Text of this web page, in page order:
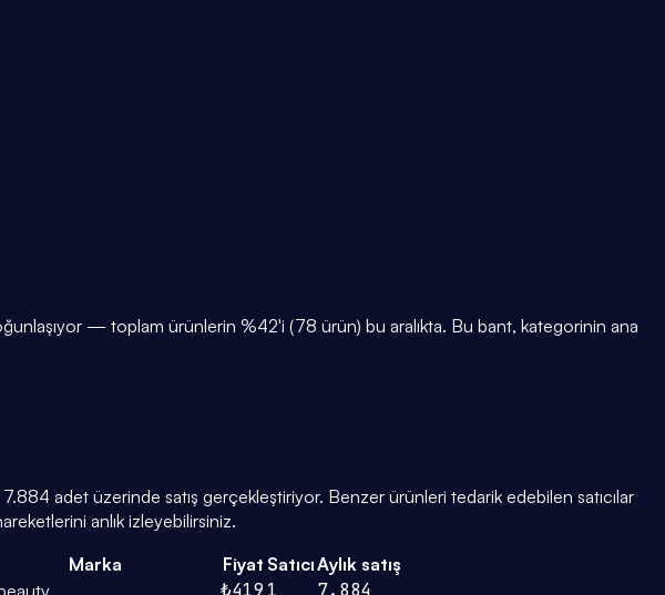
— toplam ürünlerin %42'i (78 ürün) bu aralıkta. Bu bant, kategorinin ana
adet üzerinde satış gerçekleştiriyor. Benzer ürünleri tedarik edebilen satıcılar
anlık izleyebilirsiniz.
Marka Fiyat SatıcıAylık satış
₺419 1 7.884